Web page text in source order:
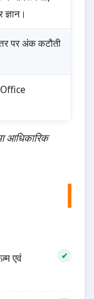
पर अंक कटौती
आधिकारिक
एवं